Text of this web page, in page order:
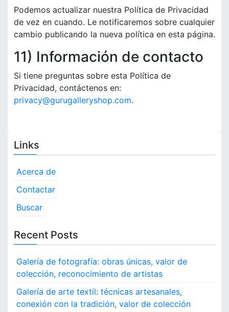
Podemos actualizar nuestra Política de Privacidad
de vez en cuando. Le notificaremos sobre cualquier
cambio publicando la nueva política en esta página.
11) Información de contacto
Si tiene preguntas sobre esta Política de
Privacidad, contáctenos en:
privacy@gurugalleryshop.com.
Links
Acerca de
Contactar
Buscar
Recent Posts
Galería de fotografía: obras únicas, valor de
colección, reconocimiento de artistas
Galería de arte textil: técnicas artesanales,
conexión con la tradición, valor de colección